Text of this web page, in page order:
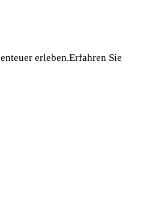
erleben.Erfahren Sie